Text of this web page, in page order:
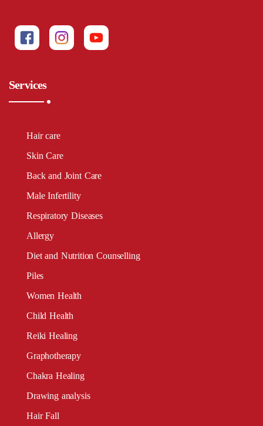
Services
Hair care
Skin Care
Back and Joint Care
Male Infertility
Respiratory Diseases
Allergy
Diet and Nutrition Counselling
Piles
Women Health
Child Health
Reiki Healing
Graphotherapy
Chakra Healing
Drawing analysis
Hair Fall